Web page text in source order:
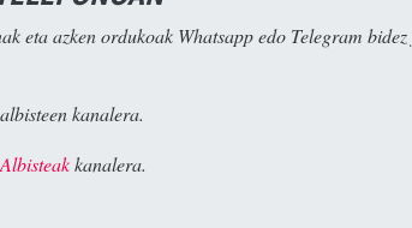
eta azken ordukoak Whatsapp edo Telegram
albisteen kanalera.
kanalera.